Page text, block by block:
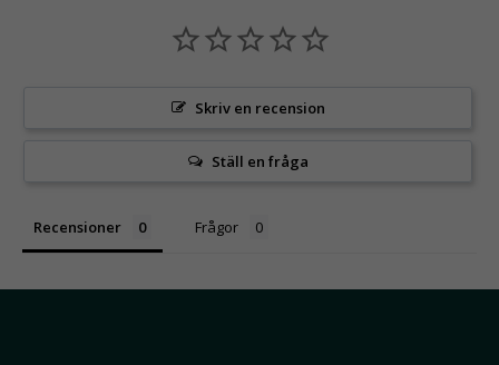
Skriv en recension
Ställ en fråga
Recensioner Frågor